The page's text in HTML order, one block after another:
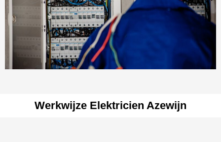
Werkwijze Elektricien Azewijn